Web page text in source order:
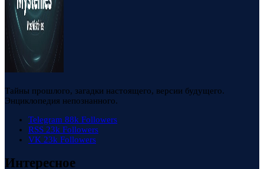
Тайны прошлого, загадки настоящего, версии будущего.
Энциклопедия непознанного.
Telegram 88k Followers
RSS 23k Followers
VK 23k Followers
Интересное